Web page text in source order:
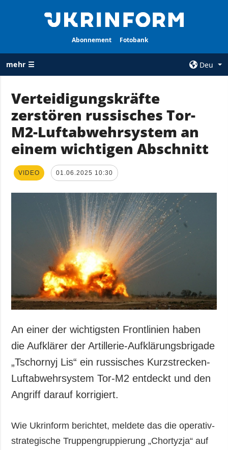
Abonnement Fotobank
mehr ☰
Deu
ALLE
RUBRIKEN
Krieg
Wiederaufbau
der Ukraine
Wirtschaft
Gesellschaft und
Kriminalität
Notstand und
Notfälle
AGENTUR
Über uns
Kontakte
und zum Schutz
personenbezogener
Daten
ZUSÄTZLICH
Veröffentlichungen
Interview
Fotos
Video
LEISTUNGEN
Abonnement
Fotobank
Verteidigungskräfte
zerstören russisches Tor-
M2-Luftabwehrsystem an
einem wichtigen Abschnitt
VIDEO 01.06.2025 10:30
An einer der wichtigsten Frontlinien haben
die Aufklärer der Artillerie-Aufklärungsbrigade
„Tschornyj Lis“ ein russisches Kurzstrecken-
Luftabwehrsystem Tor-M2 entdeckt und den
Angriff darauf korrigiert.
Wie Ukrinform berichtet, meldete das die operativ-
strategische Truppengruppierung „Chortyzja“ auf